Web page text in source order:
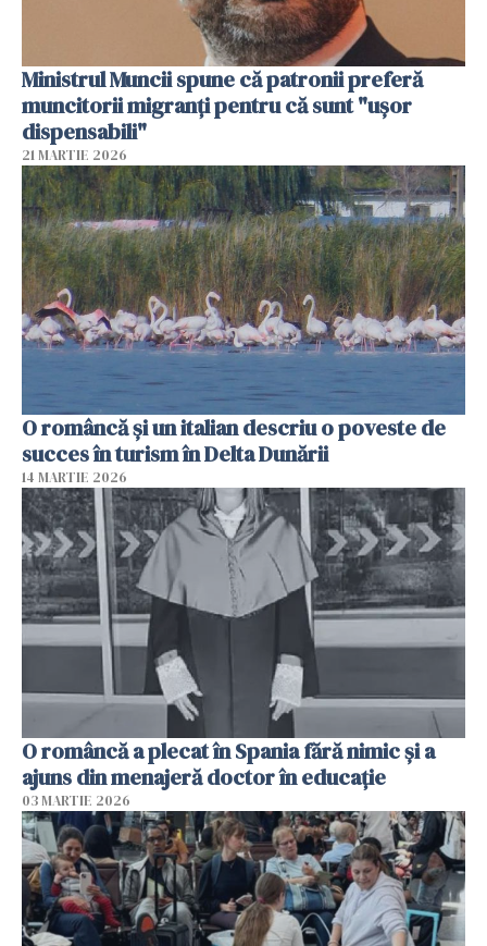
Ministrul Muncii spune că patronii preferă
muncitorii migranți pentru că sunt "uşor
dispensabili"
21 MARTIE 2026
O româncă și un italian descriu o poveste de
succes în turism în Delta Dunării
14 MARTIE 2026
O româncă a plecat în Spania fără nimic și a
ajuns din menajeră doctor în educație
03 MARTIE 2026